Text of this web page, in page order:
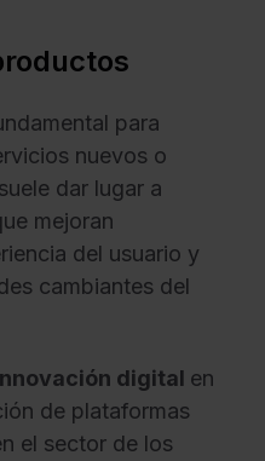
para
nuevos o
dar lugar a
mejoran
del usuario y
cambiantes del
digital en
de plataformas
el sector de los